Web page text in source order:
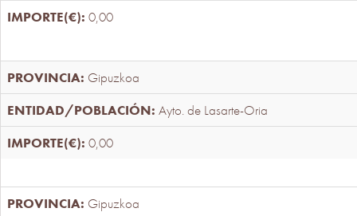
0,00
Gipuzkoa
Ayto. de Lasarte-Oria
0,00
Gipuzkoa